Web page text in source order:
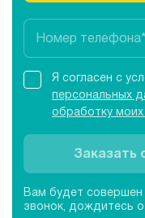
Я согласен с
персональных
обработку
Заказать
Вам будет
звонок, дождитесь